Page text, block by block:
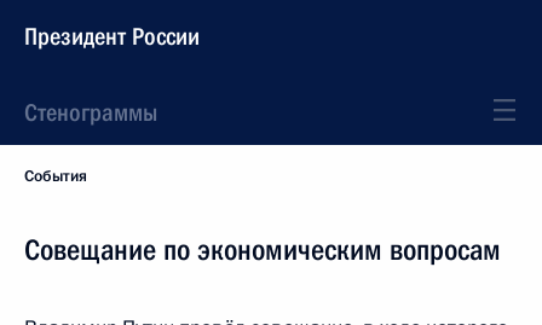
Президент России
Стенограммы
События
Совещание по экономическим вопросам